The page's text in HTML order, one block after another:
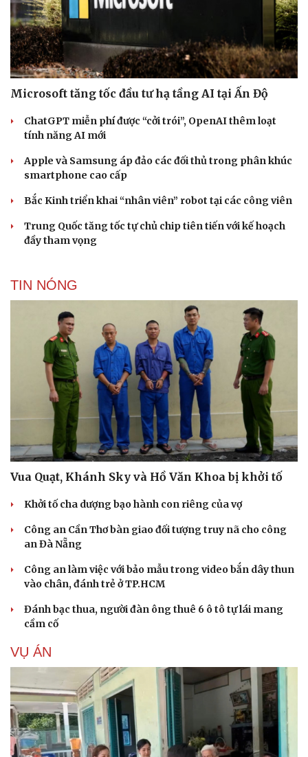
Microsoft tăng tốc đầu tư hạ tầng AI tại Ấn Độ
ChatGPT miễn phí được “cởi trói”, OpenAI thêm loạt
tính năng AI mới
Apple và Samsung áp đảo các đối thủ trong phân khúc
smartphone cao cấp
Bắc Kinh triển khai “nhân viên” robot tại các công viên
Trung Quốc tăng tốc tự chủ chip tiên tiến với kế hoạch
đầy tham vọng
TIN NÓNG
Vua Quạt, Khánh Sky và Hồ Văn Khoa bị khởi tố
Khởi tố cha dượng bạo hành con riêng của vợ
Công an Cần Thơ bàn giao đối tượng truy nã cho công
an Đà Nẵng
Công an làm việc với bảo mẫu trong video bắn dây thun
vào chân, đánh trẻ ở TP.HCM
Đánh bạc thua, người đàn ông thuê 6 ô tô tự lái mang
cầm cố
VỤ ÁN